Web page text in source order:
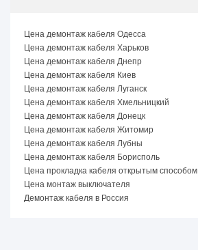
Цена демонтаж кабеля Одесса
Цена демонтаж кабеля Харьков
Цена демонтаж кабеля Днепр
Цена демонтаж кабеля Киев
Цена демонтаж кабеля Луганск
Цена демонтаж кабеля Хмельницкий
Цена демонтаж кабеля Донецк
Цена демонтаж кабеля Житомир
Цена демонтаж кабеля Лубны
Цена демонтаж кабеля Борисполь
Цена прокладка кабеля открытым способом
Цена монтаж выключателя
Демонтаж кабеля в Россия